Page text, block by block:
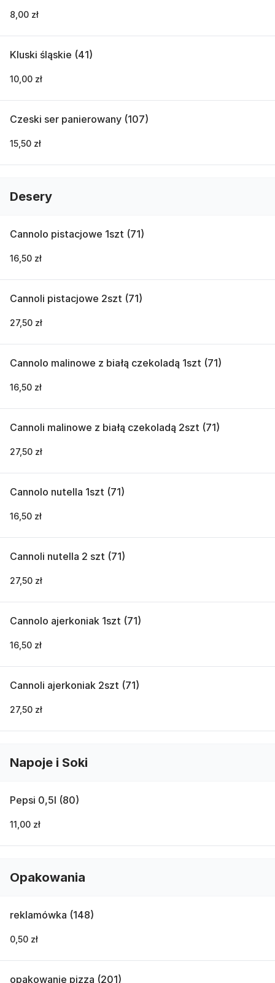
8,00 zł
Kluski śląskie (41)
10,00 zł
Czeski ser panierowany (107)
15,50 zł
Desery
Cannolo pistacjowe 1szt (71)
16,50 zł
Cannoli pistacjowe 2szt (71)
27,50 zł
Cannolo malinowe z białą czekoladą 1szt (71)
16,50 zł
Cannoli malinowe z białą czekoladą 2szt (71)
27,50 zł
Cannolo nutella 1szt (71)
16,50 zł
Cannoli nutella 2 szt (71)
27,50 zł
Cannolo ajerkoniak 1szt (71)
16,50 zł
Cannoli ajerkoniak 2szt (71)
27,50 zł
Napoje i Soki
Pepsi 0,5l (80)
11,00 zł
Opakowania
reklamówka (148)
0,50 zł
opakowanie pizza (201)